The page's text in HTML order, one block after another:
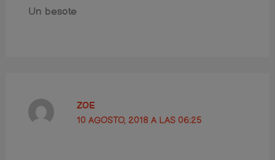
Un besote
ZOE
10 AGOSTO, 2018 A LAS 06:25